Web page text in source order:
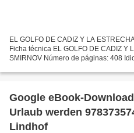
EL GOLFO DE CADIZ Y LA
Ficha técnica EL GOLFO DE CADIZ Y
SMIRNOV Número de páginas: 408
LETRAS...
Google eBook-
Urlaub werden
Lindhof